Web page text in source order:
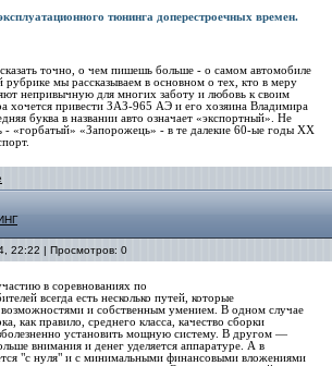
тюнинга доперестроечных времен.
точно, о чем пишешь больше - о самом автомобиле
рубрике мы рассказываем в основном о тех, кто в меру
непривычную для многих заботу и любовь к своим
хочется привести ЗАЗ-965 АЭ и его хозяина Владимира
буква в названии авто означает «экспортный». Не
- «горбатый» «Запорожець» - в те далекие 60-ые годы ХХ
22:22 | Просмотров: 0
в соревнованиях по
всегда есть несколько путей, которые
и собственным умением. В одном случае
как правило, среднего класса, качество сборки
установить мощную систему. В другом —
внимания и денег уделяется аппаратуре. А в
"с нуля" и с минимальными финансовыми вложениями